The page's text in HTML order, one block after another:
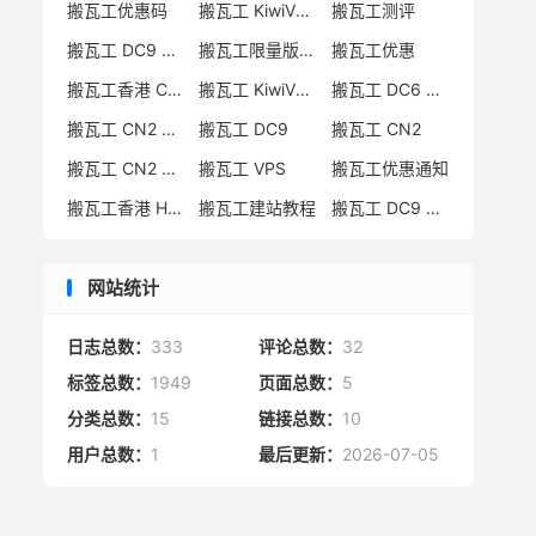
搬瓦工优惠码 搬瓦工 KiwiVM 教程
搬瓦工测评
搬瓦工 DC9 CN2 GIA 限量版
搬瓦工限量版补货通知
搬瓦工优惠
搬瓦工香港 CN2 GIA
搬瓦工 KiwiVM 控制面板
搬瓦工 DC6 CN2 GIA-E
搬瓦工 CN2 GIA-E 限量版
搬瓦工 DC9
搬瓦工 CN2
搬瓦工 CN2 GIA 限量版
搬瓦工 VPS
搬瓦工优惠通知
搬瓦工香港 HK85
搬瓦工建站教程 搬瓦工 DC9 限量版
网站统计
日志总数： 333 评论总数： 32
标签总数： 1949 页面总数： 5
分类总数： 15 链接总数： 10
用户总数： 1 最后更新： 2026-07-05